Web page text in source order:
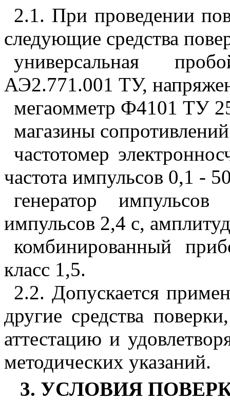
2.1. При проведении
следующие средства
универсальная
АЭ2.771.001 ТУ,
мегаомметр Ф4101 ТУ
магазины
частотомер
частота импульсов 0,1 -
генератор
импульсов 2,4 с,
комбинированный
класс 1,5.
2.2. Допускается
другие средства
аттестацию и
методических указаний.
3. УСЛОВИЯ